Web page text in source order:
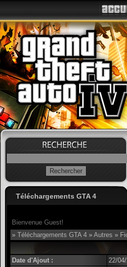
Téléchargements GTA 4
Bienvenue Guest!
» Téléchargements GTA 4 » Autres »
Date d'Ajout :
22/